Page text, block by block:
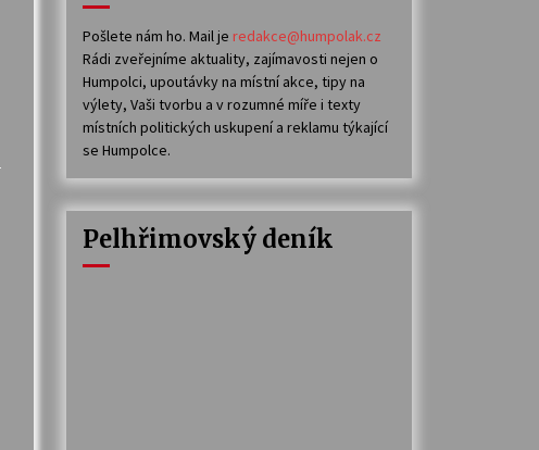
Pošlete nám ho. Mail je redakce@humpolak.cz
Rádi zveřejníme aktuality, zajímavosti nejen o
Humpolci, upoutávky na místní akce, tipy na
výlety, Vaši tvorbu a v rozumné míře i texty
místních politických uskupení a reklamu týkající
se Humpolce.
Pelhřimovský deník